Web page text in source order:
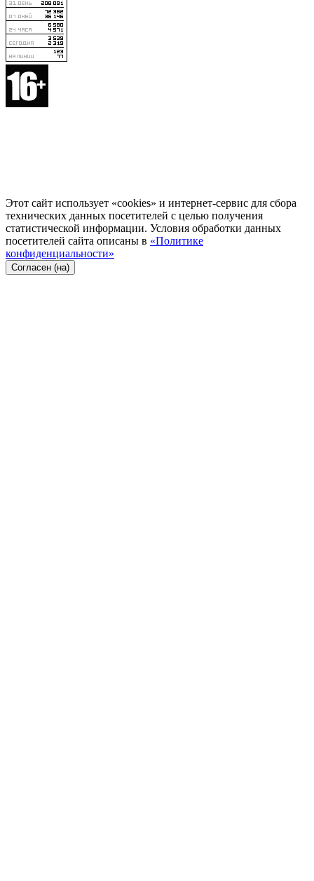
Этот сайт использует «cookies» и интернет-сервис для сбора
технических данных посетителей с целью получения
статистической информации. Условия обработки данных
посетителей сайта описаны в «Политике
конфиденциальности»
Согласен (на)